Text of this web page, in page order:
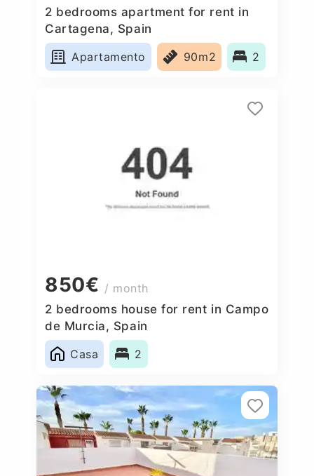
2 bedrooms apartment for rent in
Cartagena, Spain
Apartamento
90m2 2
850€ / month
2 bedrooms house for rent in Campo
de Murcia, Spain
Casa
2